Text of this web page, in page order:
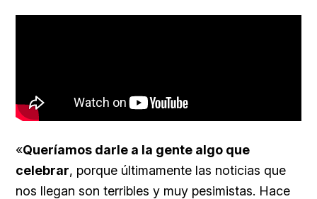
«Queríamos darle a la gente algo que
celebrar, porque últimamente las noticias que
nos llegan son terribles y muy pesimistas. Hace